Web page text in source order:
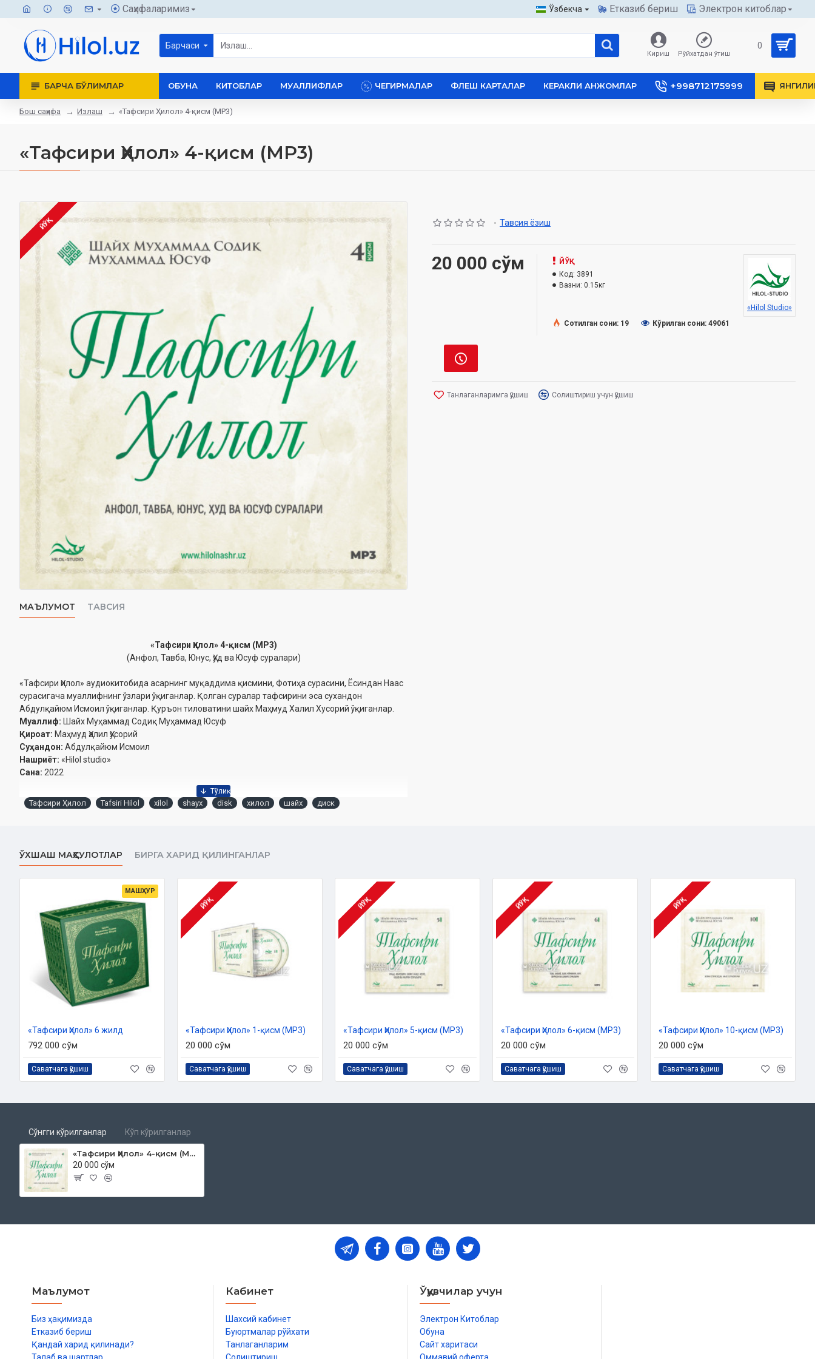
Саҳифаларимиз Ўзбекча Етказиб бериш Электрон китоблар
Барчаси
Кириш Рўйхатдан ўтиш
0
БАРЧА БЎЛИМЛАР ОБУНА КИТОБЛАР МУАЛЛИФЛАР ЧЕГИРМАЛАР ФЛЕШ КАРТАЛАР КЕРАКЛИ АНЖОМЛАР +998712175999
Бош саҳифа Излаш «Тафсири Ҳилол» 4-қисм (MP3)
«Тафсири Ҳилол» 4-қисм (MP3)
ЙЎҚ
МАЪЛУМОТ ТАВСИЯ
«Тафсири Ҳилол» 4-қисм (MP3)
(Анфол, Тавба, Юнус, Ҳуд ва Юсуф суралари)
«Тафсири Ҳилол» аудиокитобида асарнинг муқаддима қисмини, Фотиҳа сурасини, Ёсиндан Наас
сурасигача муаллифнинг ўзлари ўқиганлар. Қолган суралар тафсирини эса сухандон
Абдулқайюм Исмоил ўқиганлар. Қуръон тиловатини шайх Маҳмуд Халил Хусорий ўқиганлар.
Муаллиф: Шайх Муҳаммад Содиқ Муҳаммад Юсуф
Қироат: Маҳмуд Ҳалил Ҳусорий
Суҳандон: Абдулқайюм Исмоил
Нашриёт: «Hilol studio»
Сана: 2022
- Тавсия ёзиш
20 000 сўм
ЙЎҚ
Код: 3891
Вазни: 0.15кг
«Hilol Studio»
Сотилган сони: 19
Кўрилган сони: 49061
Танлаганларимга қўшиш Солиштириш учун қўшиш
Тафсири Ҳилол Tafsiri Hilol xilol shayx disk хилол шайх диск
ЎХШАШ МАҲСУЛОТЛАР БИРГА ХАРИД ҚИЛИНГАНЛАР
МАШҲУР
«Тафсири Ҳилол» 6 жилд
792 000 сўм
Саватчага қўшиш
ЙЎҚ
«Тафсири Ҳилол» 1-қисм (MP3)
20 000 сўм
Саватчага қўшиш
ЙЎҚ
«Тафсири Ҳилол» 5-қисм (MP3)
20 000 сўм
Саватчага қўшиш
ЙЎҚ
«Тафсири Ҳилол» 6-қисм (MP3)
20 000 сўм
Саватчага қўшиш
ЙЎҚ
«Тафсири Ҳилол» 10-қисм (MP3)
20 000 сўм
Саватчага қўшиш
Сўнгги кўрилганлар Кўп кўрилганлар
«Тафсири Ҳилол» 4-қисм (MP3)
20 000 сўм
Маълумот
Биз ҳақимизда
Етказиб бериш
Қандай харид қилинади?
Кабинет
Шахсий кабинет
Буюртмалар рўйхати
Танлаганларим
Ўқувчилар учун
Электрон Китоблар
Обуна
Сайт харитаси